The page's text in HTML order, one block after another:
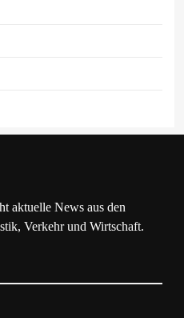
aktuelle News aus den
Verkehr und Wirtschaft.